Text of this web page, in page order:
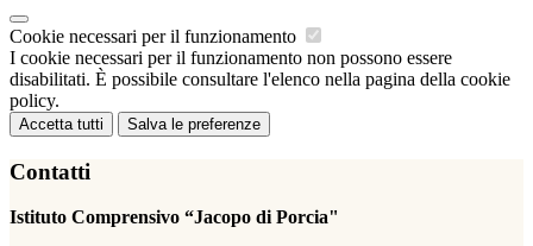
Cookie necessari per il funzionamento
I cookie necessari per il funzionamento non possono essere
disabilitati. È possibile consultare l'elenco nella pagina della cookie
policy.
Accetta tutti Salva le preferenze
Contatti
Istituto Comprensivo “Jacopo di Porcia"